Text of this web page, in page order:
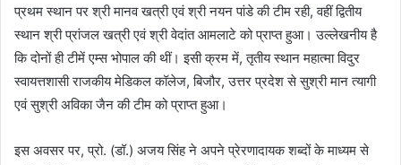
प्रथम स्थान पर श्री मानव खत्री एवं श्री नयन पांडे की टीम रही, वहीं द्वितीय
स्थान श्री प्रांजल खत्री एवं श्री वेदांत आमलाटे को प्राप्त हुआ। उल्लेखनीय है
कि दोनों ही टीमें एम्स भोपाल की थीं। इसी क्रम में, तृतीय स्थान महात्मा विदुर
स्वायत्तशासी राजकीय मेडिकल कॉलेज, बिजौर, उत्तर प्रदेश से सुश्री मान त्यागी
एवं सुश्री अविका जैन की टीम को प्राप्त हुआ।
इस अवसर पर, प्रो. (डॉ.) अजय सिंह ने अपने प्रेरणादायक शब्दों के माध्यम से